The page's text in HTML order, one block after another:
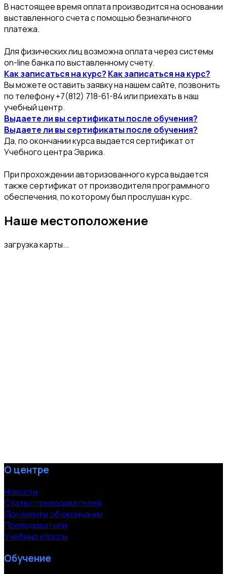
В настоящее время оплата производится на основании
выставленного счета с помощью безналичного
платежа.
Для физических лиц возможна оплата через системы
on-line банка по выставленному счету.
Как записаться на курс? Как записаться на курс?
Вы можете оставить заявку на нашем сайте, позвонить
по телефону +7(812) 718-61-84 или приехать в наш
учебный центр.
Выдаете ли вы сертификаты после обучения?
Выдаете ли вы сертификаты после обучения?
Да, по окончании курса выдается сертификат от
Учебного центра Эврика.
При прохождении авторизованного курса выдается
также сертификат от производителя программного
обеспечения, по которому был прослушан курс.
Наше местоположение
загрузка карты...
О центре
Новости
Статьи преподавателей
Документы об окончании
Преподаватели
Учебные классы
Обучение